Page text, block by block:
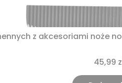
z akcesoriami noże
45,99